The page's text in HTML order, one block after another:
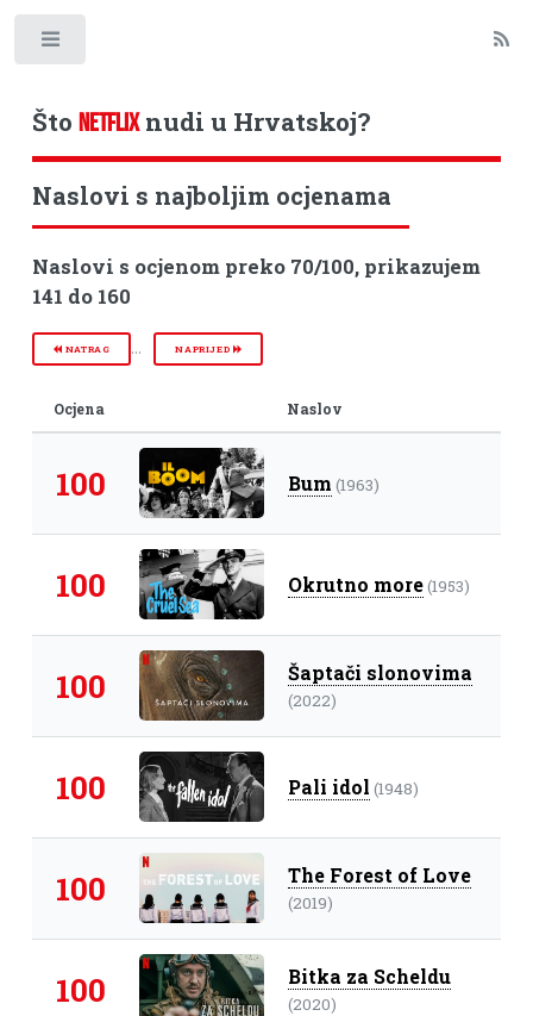
Što NETFLIXnudi u Hrvatskoj?
Naslovi s najboljim ocjenama
Naslovi s ocjenom preko 70/100, prikazujem
141 do 160
NATRAG ... NAPRIJED
Ocjena Naslov
100 Bum (1963)
100 Okrutno more(1953)
100 Šaptači slonovima
(2022)
100 Pali idol (1948)
100 The Forest of Love
(2019)
100 Bitka za Scheldu
(2020)